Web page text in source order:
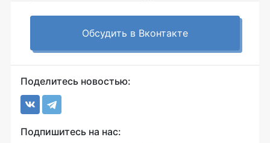
Обсудить в Вконтакте
Поделитесь новостью:
Подпишитесь на нас: